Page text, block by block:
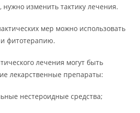
нужно изменить тактику лечения.
мер можно использовать
фитотерапию.
лечения могут быть
лекарственные препараты:
нестероидные средства;